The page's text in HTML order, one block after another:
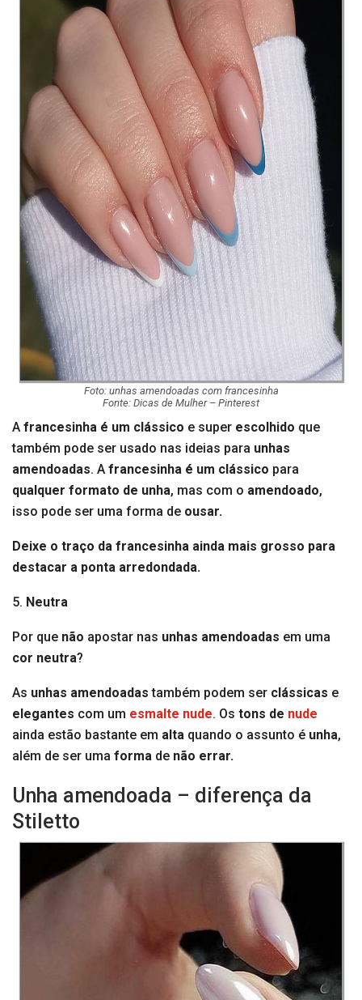
Foto: unhas amendoadas com francesinha
Fonte: Dicas de Mulher – Pinterest
A francesinha é um clássico e super escolhido que
também pode ser usado nas ideias para unhas
amendoadas. A francesinha é um clássico para
qualquer formato de unha, mas com o amendoado,
isso pode ser uma forma de ousar.
Deixe o traço da francesinha ainda mais grosso para
destacar a ponta arredondada.
5. Neutra
Por que não apostar nas unhas amendoadas em uma
cor neutra?
As unhas amendoadas também podem ser clássicas e
elegantes com um esmalte nude. Os tons de nude
ainda estão bastante em alta quando o assunto é unha,
além de ser uma forma de não errar.
Unha amendoada – diferença da
Stiletto